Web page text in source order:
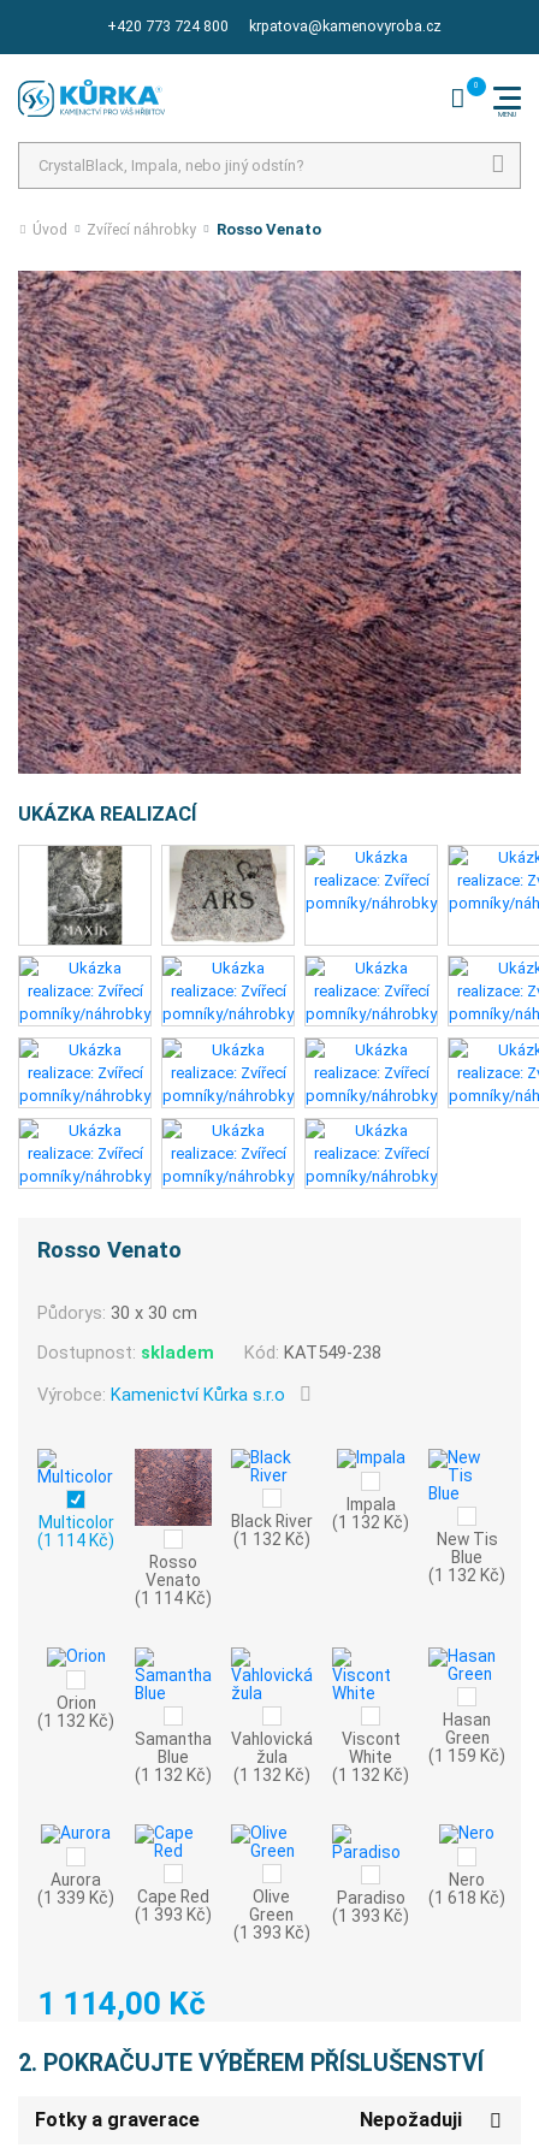
+420 773 724 800 krpatova@kamenovyroba.cz
Úvod Zvířecí náhrobky Rosso Venato
UKÁZKA REALIZACÍ
Rosso Venato
Půdorys: 30 x 30 cm
Dostupnost: skladem Kód: KAT549-238
Výrobce:Kamenictví Kůrka s.r.o
Multicolor
(1 114 Kč)
Rosso
Venato
(1 114 Kč)
Black River
(1 132 Kč)
Impala
(1 132 Kč)
New Tis
Blue
(1 132 Kč)
Orion
(1 132 Kč)
Samantha
Blue
(1 132 Kč)
Vahlovická
žula
(1 132 Kč)
Viscont
White
(1 132 Kč)
Hasan
Green
(1 159 Kč)
Aurora
(1 339 Kč)
Cape Red
(1 393 Kč)
Olive
Green
(1 393 Kč)
Paradiso
(1 393 Kč)
Nero
(1 618 Kč)
1 114,00 Kč
2. POKRAČUJTE VÝBĚREM PŘÍSLUŠENSTVÍ
Fotky a graverace Nepožaduji